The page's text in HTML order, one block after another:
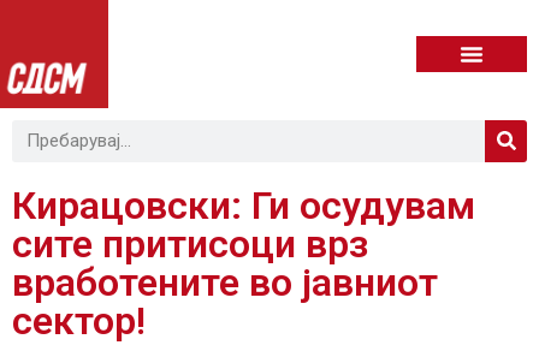
Кирацовски: Ги осудувам
сите притисоци врз
вработените во јавниот
сектор!